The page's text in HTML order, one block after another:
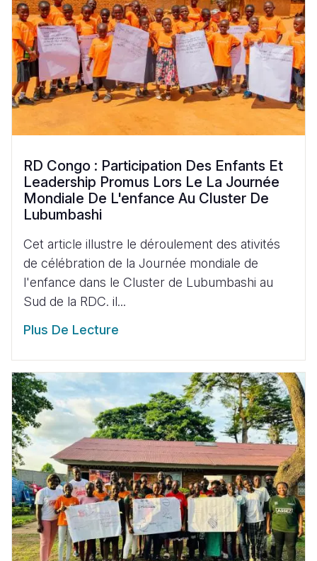
RD Congo : Participation Des Enfants Et
Leadership Promus Lors Le La Journée
Mondiale De L'enfance Au Cluster De
Lubumbashi
Cet article illustre le déroulement des ativités
de célébration de la Journée mondiale de
l'enfance dans le Cluster de Lubumbashi au
Sud de la RDC. il...
Plus De Lecture